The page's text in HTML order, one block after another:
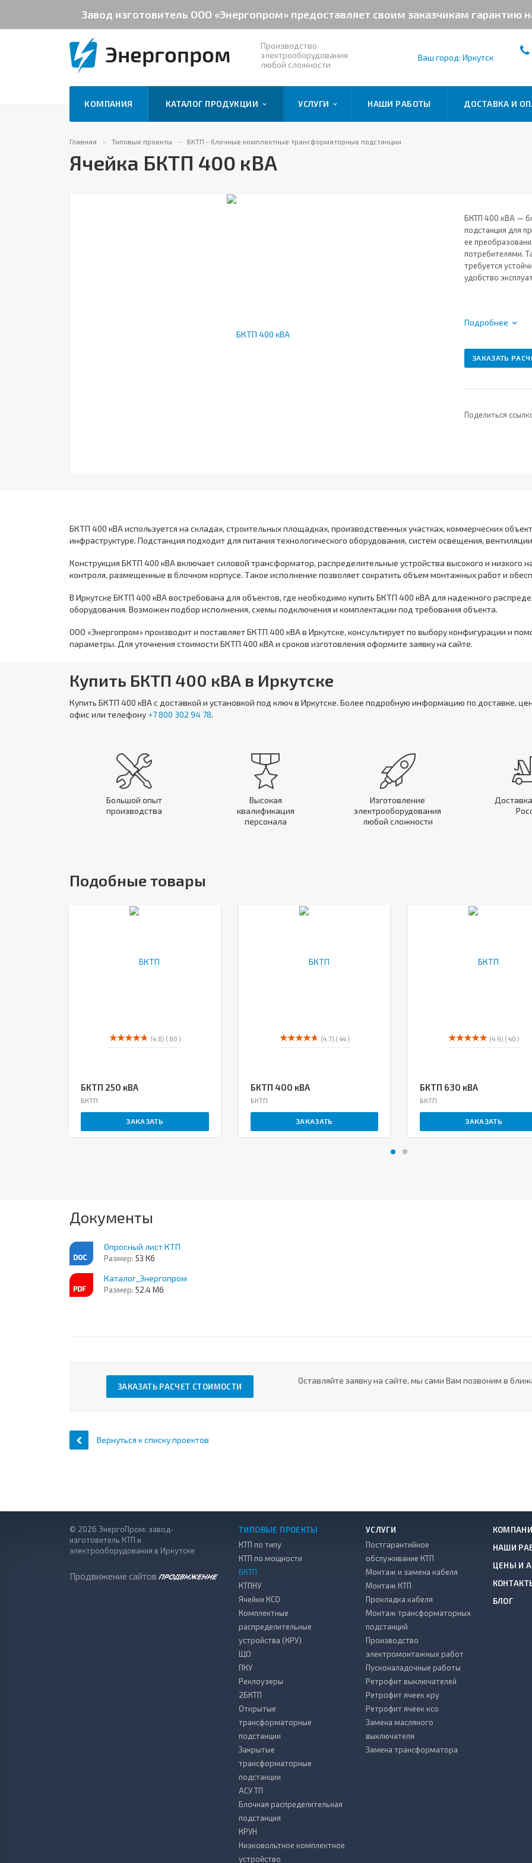
Завод изготовитель ООО «Энергопром» предоставляет своим заказчикам
Производство
электрооборудования
любой сложности
Ваш город: Иркутск
КОМПАНИЯ КАТАЛОГ ПРОДУКЦИИ УСЛУГИ НАШИ РАБОТЫ ДОСТАВКА И
Главная Типовые проекты БКТП - блочные комплектные трансформаторные подстанции
Ячейка БКТП 400 кВА
БКТП 400 кВА —
подстанция для
ее
потребителями.
требуется
удобство
Подробнее
ЗАКАЗАТЬ
Поделиться
БКТП 400 кВА используется на складах, строительных площадках, производственных участках, коммерческих
инфраструктуре. Подстанция подходит для питания технологического оборудования, систем освещения,
Конструкция БКТП 400 кВА включает силовой трансформатор, распределительные устройства высокого и низкого
контроля, размещенные в блочном корпусе. Такое исполнение позволяет сократить объем монтажных работ и
В Иркутске БКТП 400 кВА востребована для объектов, где необходимо купить БКТП 400 кВА для надежного
оборудования. Возможен подбор исполнения, схемы подключения и комплектации под требования объекта.
ООО «Энергопром» производит и поставляет БКТП 400 кВА в Иркутске, консультирует по выбору конфигурации и
параметры. Для уточнения стоимости БКТП 400 кВА и сроков изготовления оформите заявку на сайте.
Купить БКТП 400 кВА в Иркутске
Купить БКТП 400 кВАс доставкой и установкой под ключ в Иркутске. Более подробную информацию по доставке,
офис или телефону +7 800 302 94 78.
Большой опыт
производства
Высокая
квалификация
персонала
Изготовление
электрооборудования
любой сложности
Подобные товары
(4.8) ( 80 )
БКТП 250 кВА
БКТП
ЗАКАЗАТЬ
(4.7) ( 44 )
БКТП 400 кВА
БКТП
ЗАКАЗАТЬ
(4.9) ( 40 )
БКТП 630 кВА
БКТП
ЗАКАЗАТЬ
Документы
Опросный лист КТП
Размер: 53 Кб
Каталог_Энергопром
Размер: 52.4 Мб
ЗАКАЗАТЬ РАСЧЕТ СТОИМОСТИ
Оставляйте заявку на сайте, мы сами Вам позвоним в
Вернуться к списку проектов
© 2026 ЭнергоПром: завод-
изготовитель КТП и
электрооборудования в Иркутске
Продвижение сайтов
ТИПОВЫЕ ПРОЕКТЫ
КТП по типу
КТП по мощности
БКТП
КТПНУ
Ячейки КСО
Комплектные
распределительные
устройства (КРУ)
ЩО
ПКУ
Реклоузеры
2БКТП
Открытые
трансформаторные
подстанции
Закрытые
трансформаторные
подстанции
АСУ ТП
Блочная распределительная
подстанция
КРУН
Низковольтное комплектное
устройство
УСЛУГИ
Постгарантийное
обслуживание КТП
Монтаж и замена кабеля
Монтаж КТП
Прокладка кабеля
Монтаж трансформаторных
подстанций
Производство
электромонтажных работ
Пусконаладочные работы
Ретрофит выключателей
Ретрофит ячеек кру
Ретрофит ячеек ксо
Замена масляного
выключателя
Замена трансформатора
НАШИ
ЦЕНЫ И
БЛОГ